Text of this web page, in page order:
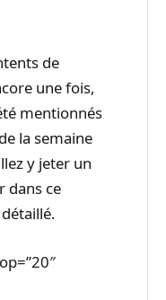
de
une fois,
mentionnés
la semaine
y jeter un
dans ce